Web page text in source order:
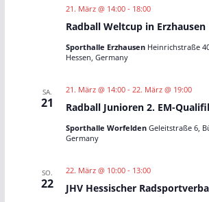
Radball Weltcup in Erzhausen
21. März @ 14:00 - 18:00
Sporthalle Erzhausen Heinrichstraße
Hessen, Germany
SA.
21 Radball Junioren 2. EM-
21. März @ 14:00 - 22. März @ 19:00
Sporthalle WorfeldenGeleitstraße 6,
Germany
SO.
22 JHV Hessischer
22. März @ 10:00 - 13:00